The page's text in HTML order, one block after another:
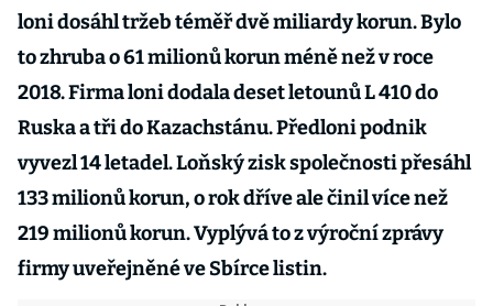
loni dosáhl tržeb téměř dvě miliardy korun. Bylo
to zhruba o 61 milionů korun méně než v roce
2018. Firma loni dodala deset letounů L 410 do
Ruska a tři do Kazachstánu. Předloni podnik
vyvezl 14 letadel. Loňský zisk společnosti přesáhl
133 milionů korun, o rok dříve ale činil více než
219 milionů korun. Vyplývá to z výroční zprávy
firmy uveřejněné ve Sbírce listin.